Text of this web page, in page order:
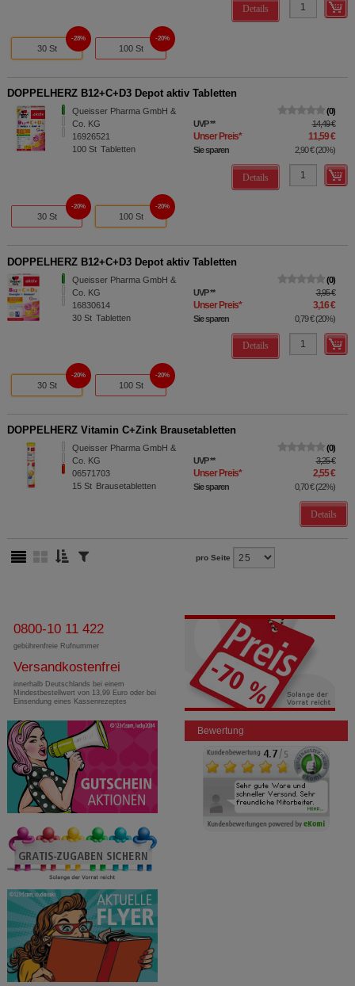
Details
30 St
28%
100 St
20%
DOPPELHERZ B12+C+D3 Depot aktiv Tabletten
Queisser Pharma GmbH &
Co. KG
16926521
100 St Tabletten
0
UVP** 14,49 €
Unser Preis* 11,59 €
Sie sparen 2,90 €(20%)
Details
30 St
20%
100 St
20%
DOPPELHERZ B12+C+D3 Depot aktiv Tabletten
Queisser Pharma GmbH &
Co. KG
16830614
30 St Tabletten
0
UVP** 3,95 €
Unser Preis* 3,16 €
Sie sparen 0,79 €(20%)
Details
30 St
20%
100 St
20%
DOPPELHERZ Vitamin C+Zink Brausetabletten
Queisser Pharma GmbH &
Co. KG
06571703
15 St Brausetabletten
0
UVP** 3,25 €
Unser Preis* 2,55 €
Sie sparen 0,70 €(22%)
Details
pro Seite
0800-10 11 422
gebührenfreie Rufnummer
Versandkostenfrei
innerhalb Deutschlands bei einem
Mindestbestellwert von 13,99 Euro oder bei
Einsendung eines Kassenrezeptes
Bewertung